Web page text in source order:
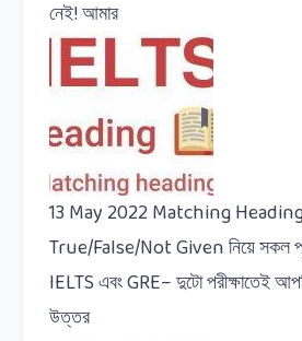
নেই! আমার
13 May 2022Matching
True/False/Not Given নিয়ে সকল
IELTS এবং GRE– দুটো পরীক্ষাতেই
উত্তর